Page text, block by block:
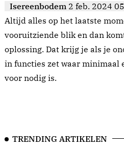
Isereenbodem 2 feb. 2024
Altijd alles op het laatste
vooruitziende blik en dan
oplossing. Dat krijg je als je
in functies zet waar minimaal
voor nodig is.
TRENDING ARTIKELEN